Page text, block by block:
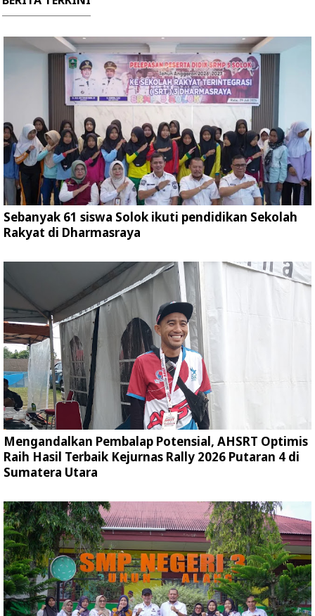
Sebanyak 61 siswa Solok ikuti pendidikan Sekolah
Rakyat di Dharmasraya
Mengandalkan Pembalap Potensial, AHSRT Optimis
Raih Hasil Terbaik Kejurnas Rally 2026 Putaran 4 di
Sumatera Utara